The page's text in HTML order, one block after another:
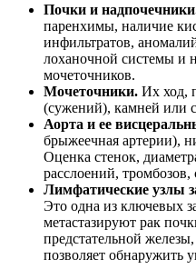
Почки и
паренхимы, наличие
инфильтратов,
лоханочной системы и
мочеточников.
Мочеточники. Их ход,
(сужений), камней или
Аорта и ее
брыжеечная артерии),
Оценка стенок,
расслоений, тромбозов,
Лимфатические узлы
Это одна из ключевых
метастазируют рак
предстательной
позволяет обнаружить